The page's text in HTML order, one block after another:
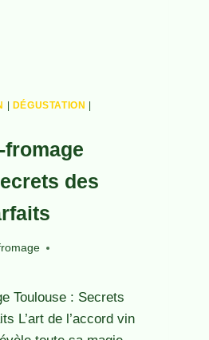
| DÉGUSTATION |
des
Toulouse : Secrets
L’art de l’accord vin